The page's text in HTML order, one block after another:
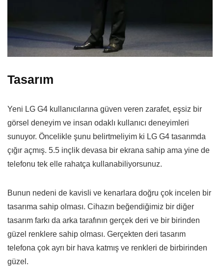
Tasarım
Yeni LG G4 kullanıcılarına güven veren zarafet, eşsiz bir
görsel deneyim ve insan odaklı kullanıcı deneyimleri
sunuyor. Öncelikle şunu belirtmeliyim ki LG G4 tasarımda
çığır açmış. 5.5 inçlik devasa bir ekrana sahip ama yine de
telefonu tek elle rahatça kullanabiliyorsunuz.
Bunun nedeni de kavisli ve kenarlara doğru çok incelen bir
tasarıma sahip olması. Cihazın beğendiğimiz bir diğer
tasarım farkı da arka tarafının gerçek deri ve bir birinden
güzel renklere sahip olması. Gerçekten deri tasarım
telefona çok ayrı bir hava katmış ve renkleri de birbirinden
güzel.